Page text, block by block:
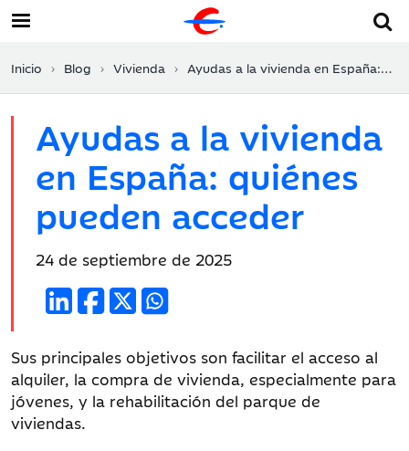
Inicio Blog Vivienda Ayudas a la vivienda en España: quiénes pueden acceder
Ayudas a la vivienda
en España: quiénes
pueden acceder
Fecha
publicación:
24 de septiembre de 2025
Sus principales objetivos son facilitar el acceso al
alquiler, la compra de vivienda, especialmente para
jóvenes, y la rehabilitación del parque de
viviendas.